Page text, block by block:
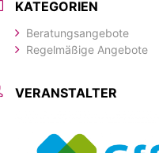
KATEGORIEN
Beratungsangebote
Regelmäßige Angebote
VERANSTALTER